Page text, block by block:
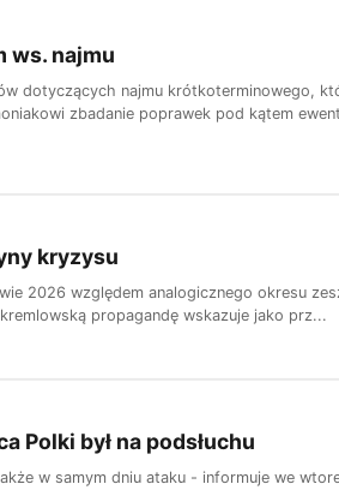
ws. najmu
dotyczących najmu krótkoterminowego,
zbadanie poprawek pod kątem
kryzysu
2026 względem analogicznego okresu
propagandę wskazuje jako prz...
Polki był na podsłuchu
w samym dniu ataku - informuje we